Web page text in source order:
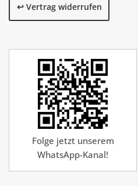
↩️ Vertrag widerrufen
Folge jetzt unserem
WhatsApp-Kanal!